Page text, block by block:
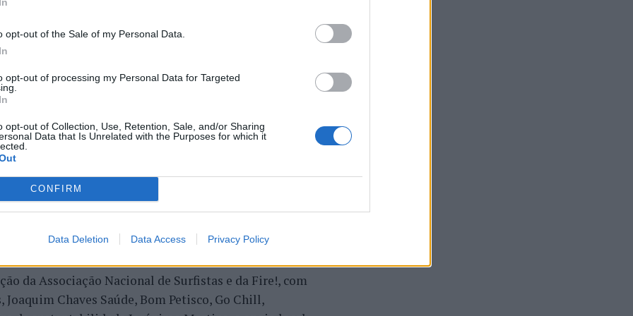
opt-out of the Sale of my Personal Data.
opt-out of processing my Personal Data for Targeted
opt-out of Collection, Use, Retention, Sale, and/or Sharing
Data that Is Unrelated with the Purposes for which it
CONFIRM
Data Deletion Data Access Privacy Policy
doAllianz Triple Crowndeste ano, que vai anunciar os
da Figueira da Foz, Ericeira e Ribeira Grande.
campeonato tragam momentos únicos para os
acompanha esta modalidade.”
Search GPS 2
do
Propoderá ser acompanhado em direto na Sport
Facebookdo MEO,appdo MEO – disponível na
em
da Associação Nacional de Surfistas e da Fire!, com
Chaves Saúde, Bom Petisco, Go Chill,